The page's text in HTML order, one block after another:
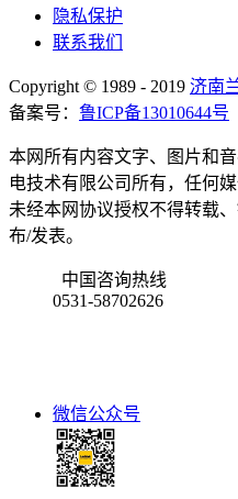
隐私保护
联系我们
Copyright © 1989 - 2019 济南
备案号： 鲁ICP备13010644号
本网所有内容文字、图片和
电技术有限公司所有，任何
未经本网协议授权不得转载
布/发表。
中国咨询热线
0531-58702626
微信公众号